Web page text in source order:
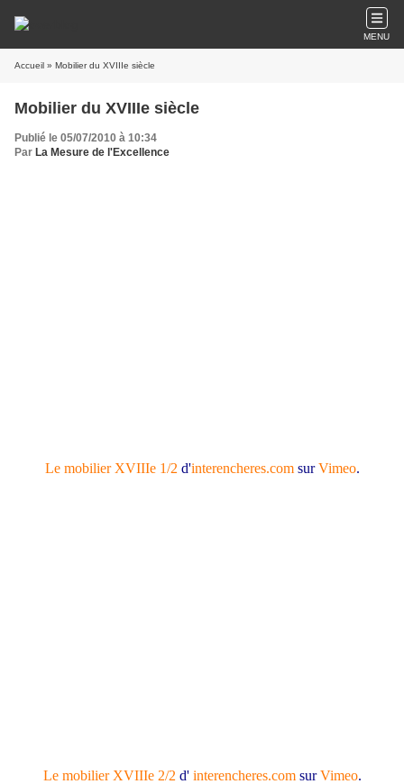
MENU
Accueil » Mobilier du XVIIIe siècle
Mobilier du XVIIIe siècle
Publié le 05/07/2010 à 10:34
Par La Mesure de l'Excellence
Le mobilier XVIIIe 1/2 d'interencheres.comsurVimeo.
Le mobilier XVIIIe 2/2 d' interencheres.comsurVimeo.